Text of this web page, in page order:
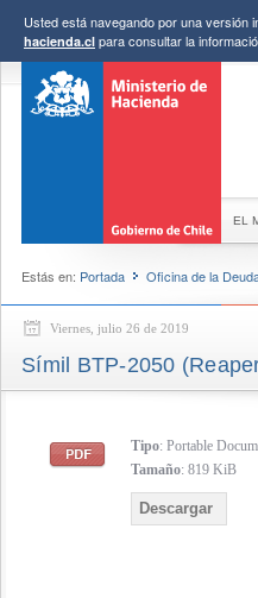
Usted está navegando por una versión
hacienda.cl para consultar la
EL
Estás en: Portada Oficina de la
Viernes, julio 26 de 2019
Símil BTP-2050
Tipo: Portable
Tamaño: 819 KiB
Descargar